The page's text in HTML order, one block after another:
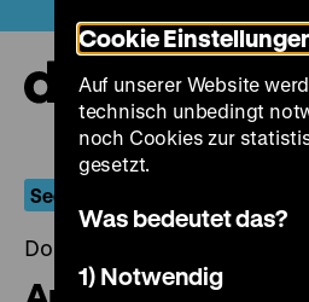
zum
Seiteninhalt
springen
Seelennot
Donnerstag, 22. Juni 2017,
Cookie
Auf unserer Website
technisch unbedingt
noch Cookies zur
gesetzt.
Was bedeutet das?
1) Notwendig